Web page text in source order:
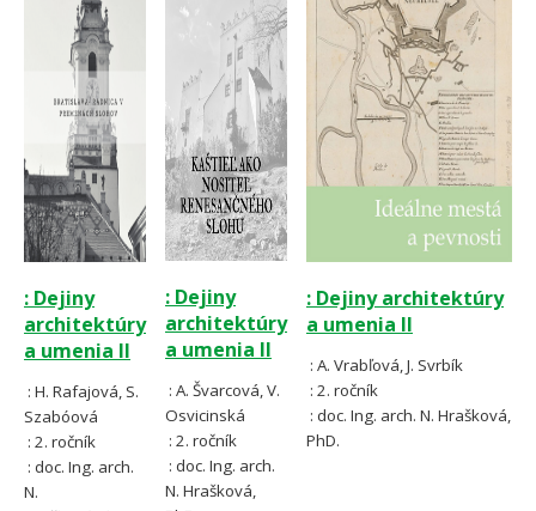
: Dejiny
architektúry
a umenia II
: H. Rafajová, S.
Szabóová
: 2. ročník
: doc. Ing. arch.
N.
: Dejiny
architektúry
a umenia II
: A. Švarcová, V.
Osvicinská
: 2. ročník
: doc. Ing. arch.
N. Hrašková,
: Dejiny architektúry
a umenia II
: A. Vrabľová, J. Svrbík
: 2. ročník
: doc. Ing. arch. N. Hrašková,
PhD.